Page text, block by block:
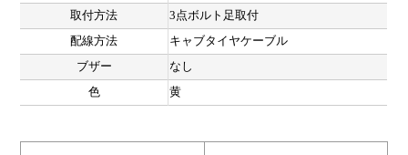
取付方法
3点ボルト足取付
配線方法
キャブタイヤケーブル
ブザー
なし
色
黄